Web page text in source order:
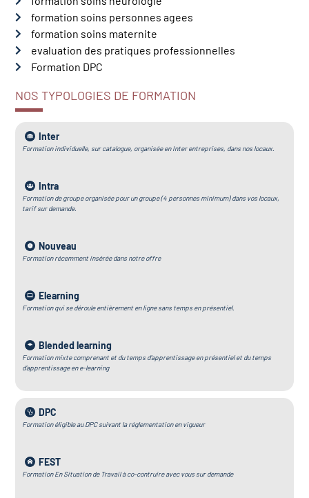
formation soins personnes agees
formation soins maternite
evaluation des pratiques professionnelles
Formation DPC
NOS TYPOLOGIES DE FORMATION
Inter
Formation individuelle, sur catalogue, organisée en Inter entreprises, dans nos locaux.
Intra
Formation de groupe organisée pour un groupe (4 personnes minimum) dans vos locaux,
tarif sur demande.
Nouveau
Formation récemment insérée dans notre offre
Elearning
Formation qui se déroule entièrement en ligne sans temps en présentiel.
Blended learning
Formation mixte comprenant et du temps d’apprentissage en présentiel et du temps
d’apprentissage en e-learning
DPC
Formation éligible au DPC suivant la réglementation en vigueur
FEST
Formation En Situation de Travail à co-contruire avec vous sur demande